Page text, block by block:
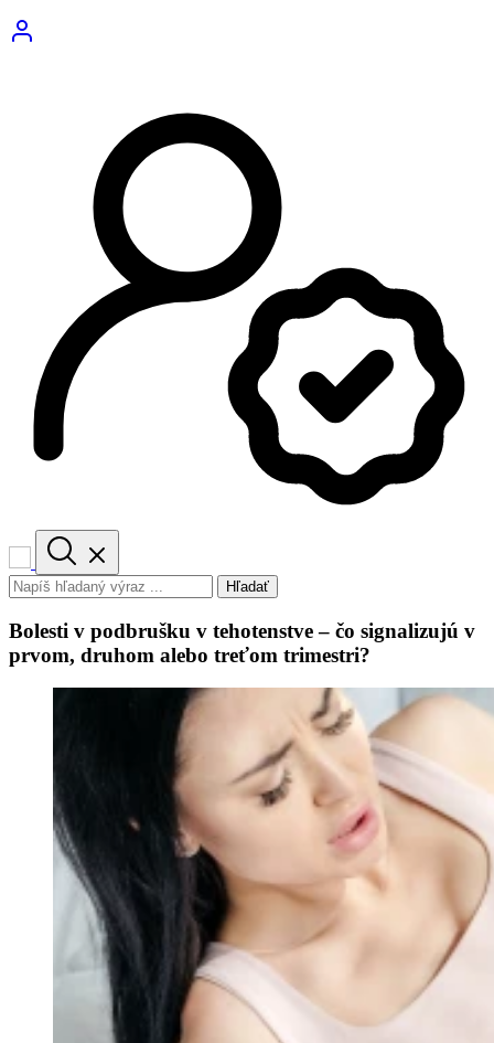
Hľadať
Bolesti v podbrušku v tehotenstve – čo signalizujú v
prvom, druhom alebo treťom trimestri?